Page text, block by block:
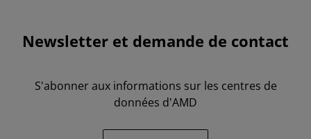
Newsletter et demande de contact
S'abonner aux informations sur les centres de
données d'AMD